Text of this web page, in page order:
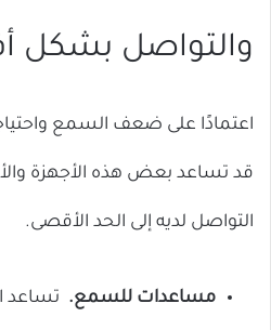
والتواصل بشكل
اعتمادًا على ضعف السمع
قد تساعد بعض هذه الأجهزة
التواصل لديه إلى الحد الأقصى.
مساعدات للسمع. تساعد